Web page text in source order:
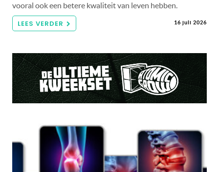
vooral ook een betere kwaliteit van leven hebben.
LEES VERDER 16 juli 2026